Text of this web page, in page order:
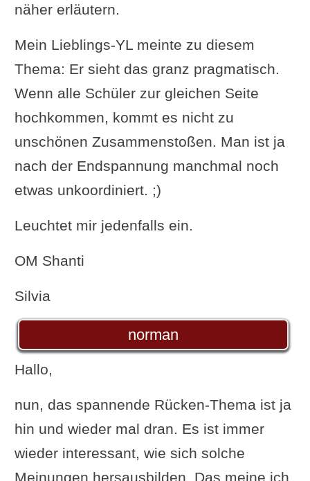
näher erläutern.
Mein Lieblings-YL meinte zu diesem
Thema: Er sieht das granz pragmatisch.
Wenn alle Schüler zur gleichen Seite
hochkommen, kommt es nicht zu
unschönen Zusammenstoßen. Man ist ja
nach der Endspannung manchmal noch
etwas unkoordiniert. ;)
Leuchtet mir jedenfalls ein.
OM Shanti
Silvia
norman
Hallo,
nun, das spannende Rücken-Thema ist ja
hin und wieder mal dran. Es ist immer
wieder interessant, wie sich solche
Meinungen hersausbilden. Das meine ich